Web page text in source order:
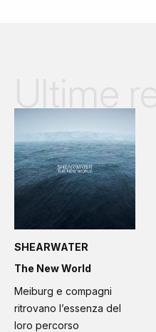
SHEARWATER
The New World
Meiburg e compagni
ritrovano l’essenza del
loro percorso